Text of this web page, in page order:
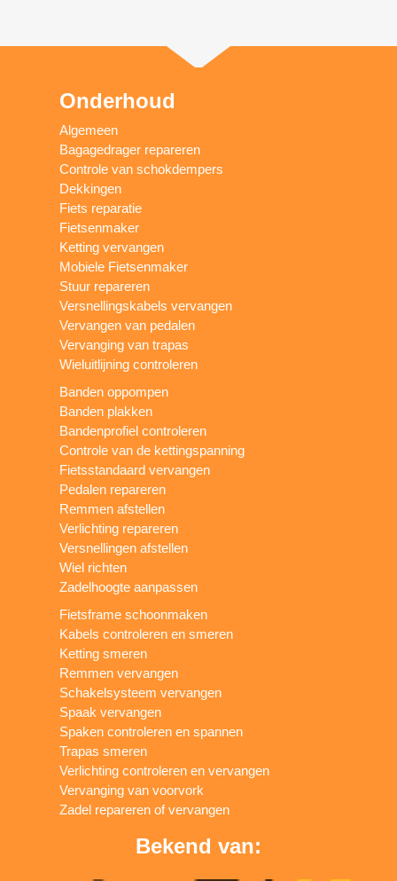
Onderhoud
Algemeen
Bagagedrager repareren
Controle van schokdempers
Dekkingen
Fiets reparatie
Fietsenmaker
Ketting vervangen
Mobiele Fietsenmaker
Stuur repareren
Versnellingskabels vervangen
Vervangen van pedalen
Vervanging van trapas
Wieluitlijning controleren
Banden oppompen
Banden plakken
Bandenprofiel controleren
Controle van de kettingspanning
Fietsstandaard vervangen
Pedalen repareren
Remmen afstellen
Verlichting repareren
Versnellingen afstellen
Wiel richten
Zadelhoogte aanpassen
Fietsframe schoonmaken
Kabels controleren en smeren
Ketting smeren
Remmen vervangen
Schakelsysteem vervangen
Spaak vervangen
Spaken controleren en spannen
Trapas smeren
Verlichting controleren en vervangen
Vervanging van voorvork
Zadel repareren of vervangen
Bekend van: